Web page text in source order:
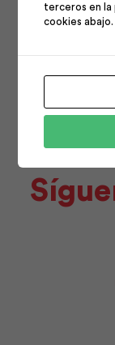
18
terceros en la
cookies abajo.